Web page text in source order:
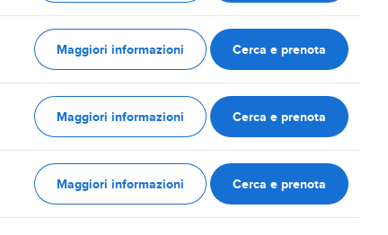
Maggiori informazioni Cerca e prenota
Maggiori informazioni Cerca e prenota
Maggiori informazioni Cerca e prenota